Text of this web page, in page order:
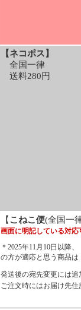
【ネコポス】
全国一律
送料280円
【 こねこ便(全国一
画面に明記している対
＊2025年11月10日以降
の方が適応と思う商品
発送後の宛先変更には
ご注文時にはお届け先